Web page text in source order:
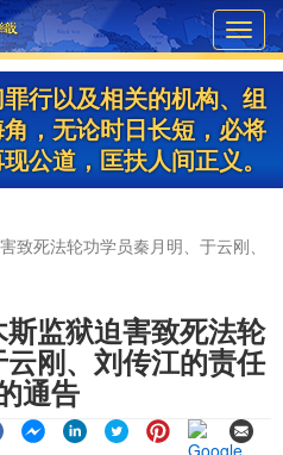
行以及相关的机构、组
，无论时日长短，必将
公道，匡扶人间正义。
致死法轮功学员秦月明、于云刚、
监狱迫害致死法轮
刚、刘传江的责任
通告